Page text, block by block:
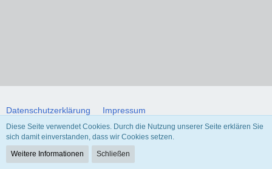
Datenschutzerklärung Impressum
Community-Software:
Diese Seite verwendet Cookies. Durch die Nutzung unserer Seite erklären Sie
sich damit einverstanden, dass wir Cookies setzen.
Weitere Informationen
Schließen